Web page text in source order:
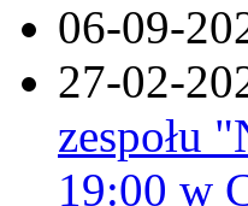
06-09-
27-02-
zespołu
19:00 w